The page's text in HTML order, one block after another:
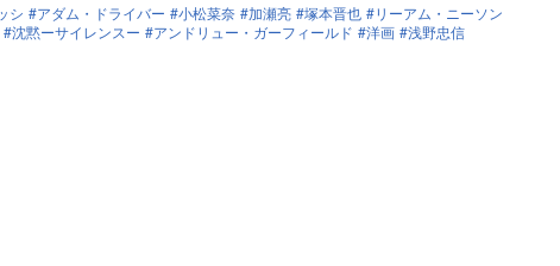
シ
アダム・ドライバー 小松菜奈 加瀬亮 塚本晋也
リーアム・ニーソン
沈黙ーサイレンスー アンドリュー・ガーフィールド 洋画 浅野忠信